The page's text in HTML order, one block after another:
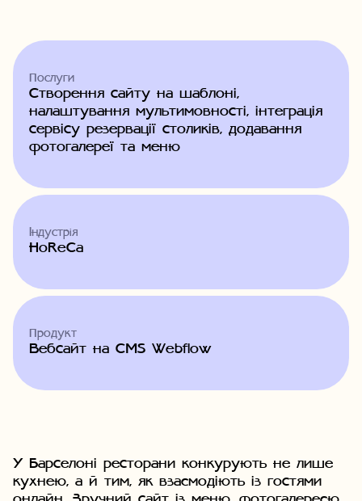
Індустрія
HoReCa
Продукт
Вебсайт на CMS Webflow
Послуги
Створення сайту на шаблоні,
налаштування мультимовності, інтеграція
сервісу резервації столиків, додавання
фотогалереї та меню
У Барселоні ресторани конкурують не лише
кухнею, а й тим, як взаємодіють із гостями